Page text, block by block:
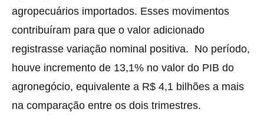
agropecuários importados. Esses movimentos
contribuíram para que o valor adicionado
registrasse variação nominal positiva. No período,
houve incremento de 13,1% no valor do PIB do
agronegócio, equivalente a R$ 4,1 bilhões a mais
na comparação entre os dois trimestres.